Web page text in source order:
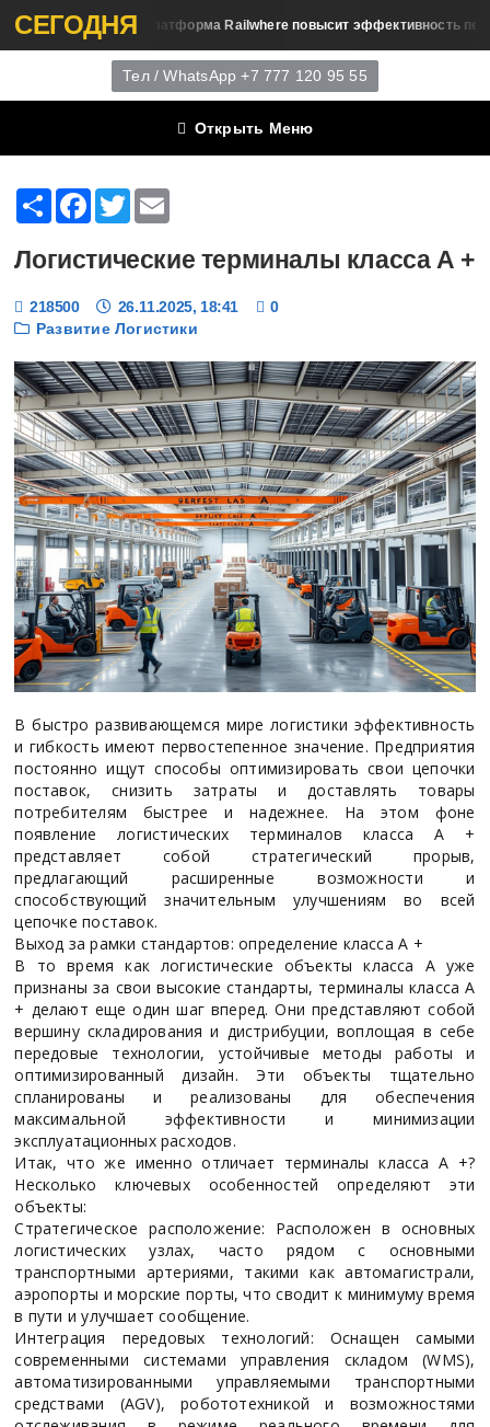
СЕГОДНЯ
Логистика Платформа Railwhere повысит эффективность перевозок
Тел / WhatsApp +7 777 120 95 55
Открыть Меню
ShareFacebook
Twitter
Логистические терминалы класса А +
218500 26.11.2025, 18:41
0
Развитие Логистики
В быстро развивающемся мире логистики эффективность
и гибкость имеют первостепенное значение. Предприятия
постоянно ищут способы оптимизировать свои цепочки
поставок, снизить затраты и доставлять товары
потребителям быстрее и надежнее. На этом фоне
появление логистических терминалов класса А +
представляет собой стратегический прорыв,
предлагающий расширенные возможности и
способствующий значительным улучшениям во всей
цепочке поставок.
Выход за рамки стандартов: определение класса А +
В то время как логистические объекты класса А уже
признаны за свои высокие стандарты, терминалы класса А
+ делают еще один шаг вперед. Они представляют собой
вершину складирования и дистрибуции, воплощая в себе
передовые технологии, устойчивые методы работы и
оптимизированный дизайн. Эти объекты тщательно
спланированы и реализованы для обеспечения
максимальной эффективности и минимизации
эксплуатационных расходов.
Итак, что же именно отличает терминалы класса А +?
Несколько ключевых особенностей определяют эти
объекты:
Стратегическое расположение: Расположен в основных
логистических узлах, часто рядом с основными
транспортными артериями, такими как автомагистрали,
аэропорты и морские порты, что сводит к минимуму время
в пути и улучшает сообщение.
Интеграция передовых технологий: Оснащен самыми
современными системами управления складом (WMS),
автоматизированными управляемыми транспортными
средствами (AGV), робототехникой и возможностями